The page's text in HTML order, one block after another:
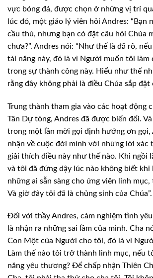
vực bóng đá, được chọn ở những vị trí
lúc đó, một giáo lý viên hỏi Andres: “Bạn
cầu thủ, nhưng bạn có đặt câu hỏi Chúa
chưa?”. Andres nói: “Như thế là đã rõ,
tài năng này, đó là vì Người muốn tôi làm
trong sự thành công này. Hiểu như thế
rằng đây không phải là điều Chúa sắp đặt
Trung thành tham gia vào các hoạt động
Tân Dự tòng, Andres đã được biến đổi. Và
trong một lần mời gọi định hướng ơn gọi,
nhận về cuộc đời mình với những lời xác
giải thích điều này như thế nào. Khi ngồi
và tôi đã đứng dậy lúc nào không biết khi
những ai sẵn sàng cho ứng viên linh mục,
Và giờ đây tôi đã là chủng sinh của Chúa”.
Đối với thầy Andres, cảm nghiệm tình
là nhận ra những sai lầm của mình. Cha
Con Một của Người cho tôi, đó là vì
Làm thế nào tôi trở thành linh mục, nếu
năng yêu thương? Để chấp nhận Thiên